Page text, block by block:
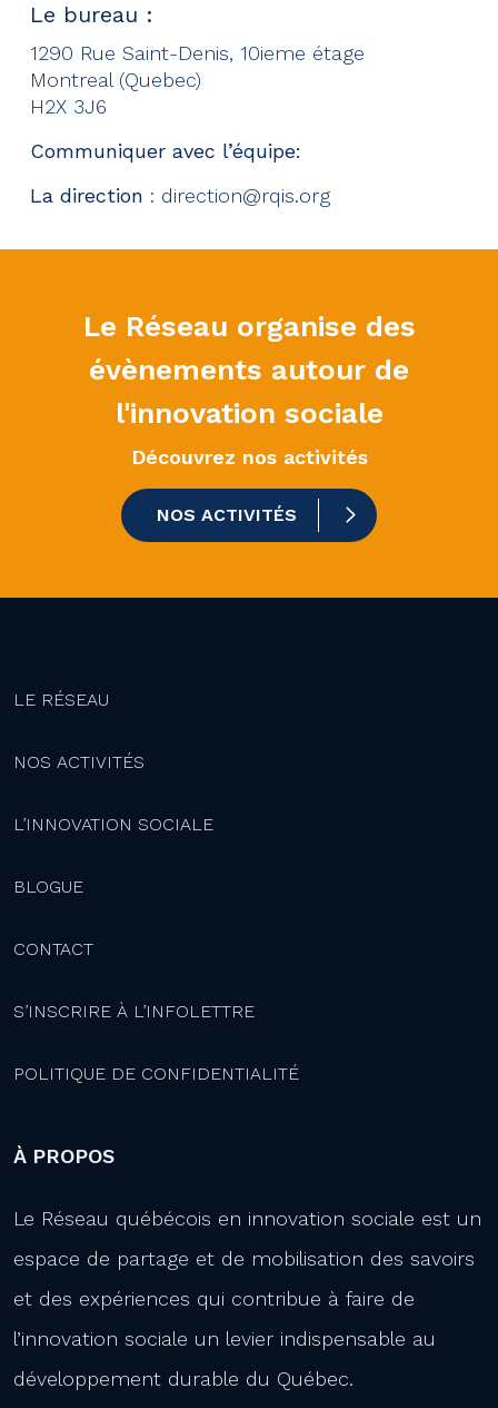
Le bureau :
1290 Rue Saint-Denis, 10ieme étage
Montreal (Quebec)
H2X 3J6
Communiquer avec l’équipe:
La direction : direction@rqis.org
Le Réseau organise des
évènements autour de
l'innovation sociale
Découvrez nos activités
NOS ACTIVITÉS
LE RÉSEAU
NOS ACTIVITÉS
L’INNOVATION SOCIALE
BLOGUE
CONTACT
S’INSCRIRE À L’INFOLETTRE
POLITIQUE DE CONFIDENTIALITÉ
À PROPOS
Le Réseau québécois en innovation sociale est un
espace de partage et de mobilisation des savoirs
et des expériences qui contribue à faire de
l’innovation sociale un levier indispensable au
développement durable du Québec.